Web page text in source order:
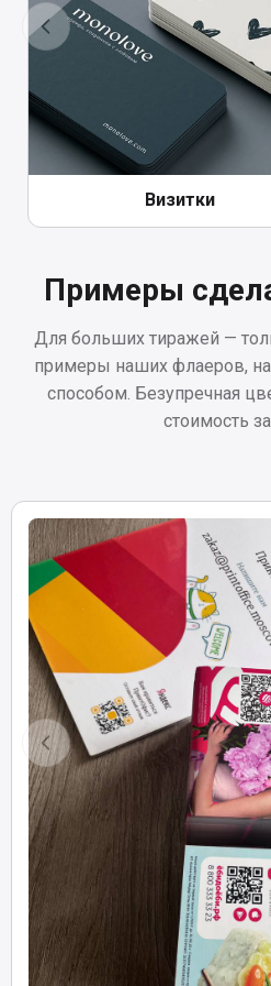
📦
Пункты выдачи
Отправка в
всей России.
Скачать договор
договор на оказание
Визитки
Примеры
Для больших тиражей —
примеры наших флаеров,
способом. Безупречная
стоимость